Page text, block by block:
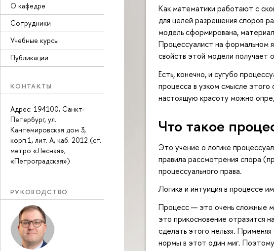
О кафедре
Сотрудники
Учебные курсы
Публикации
КОНТАКТЫ
Адрес: 194100, Санкт-
Петербург, ул.
Кантемировская дом 3,
корп.1, лит. А, каб. 2012 (ст.
метро «Лесная»,
«Петроградская»)
РУКОВОДСТВО
Как математики работают с
для целей разрешения споров
модель сформирована,
Процессуалист на формальном
свойств этой модели получает
Есть, конечно, и сугубо
процесса в узком смысле
настоящую красоту можно
Что такое
Это учение о логике
правила рассмотрения спора
процессуального права.
Логика и интуиция в процессе
Процесс — это очень сложные
это прикосновение отразится
сделать этого нельзя.
нормы в этот один миг.